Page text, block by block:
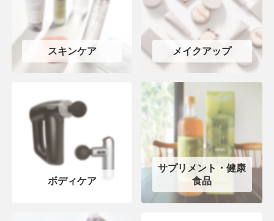
スキンケア メイクアップ
ボディケア
サプリメント・健康
食品